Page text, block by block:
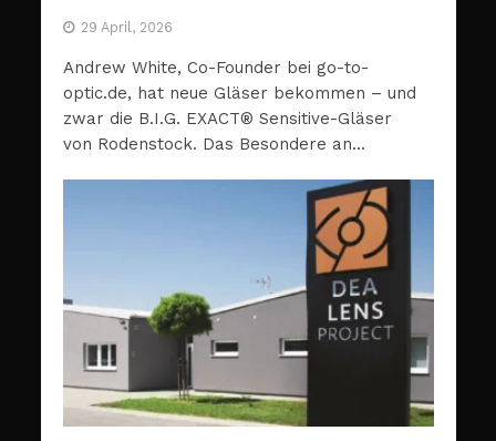
29 April, 2026
Andrew White, Co-Founder bei go-to-
optic.de, hat neue Gläser bekommen – und
zwar die B.I.G. EXACT® Sensitive-Gläser
von Rodenstock. Das Besondere an...